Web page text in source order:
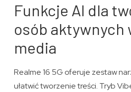
Funkcje AI dla
osób aktywnych
media
Realme 16 5G oferuje zestaw
ułatwić tworzenie treści. Tryb